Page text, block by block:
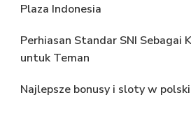
Plaza Indonesia
Perhiasan Standar SNI Sebagai
untuk Teman
Najlepsze bonusy i sloty w